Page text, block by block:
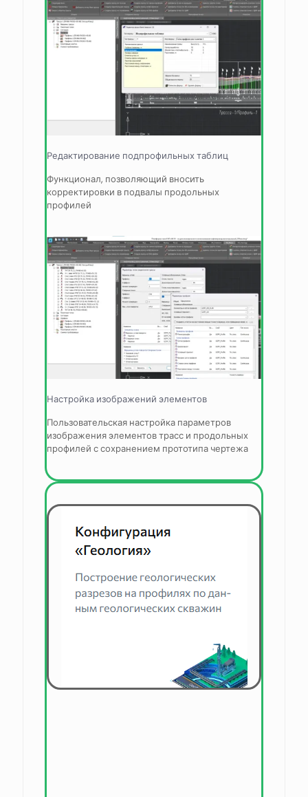
Редактирование подпрофильных таблиц
Функционал, позволяющий вносить
корректировки в подвалы продольных
профилей
Настройка изображений элементов
Пользовательская настройка параметров
изображения элементов трасс и продольных
профилей с сохранением прототипа чертежа